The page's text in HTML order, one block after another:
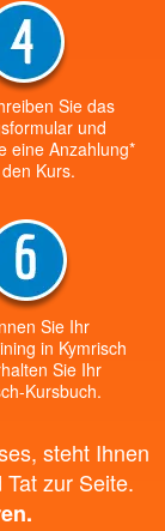
Sie das
und
eine Anzahlung*
Kurs.
Sie Ihr
in Kymrisch
Sie Ihr
Kursbuch.
steht Ihnen
zur Seite.